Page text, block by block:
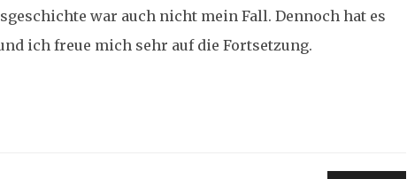
war auch nicht mein Fall. Dennoch hat es
ich freue mich sehr auf die Fortsetzung.